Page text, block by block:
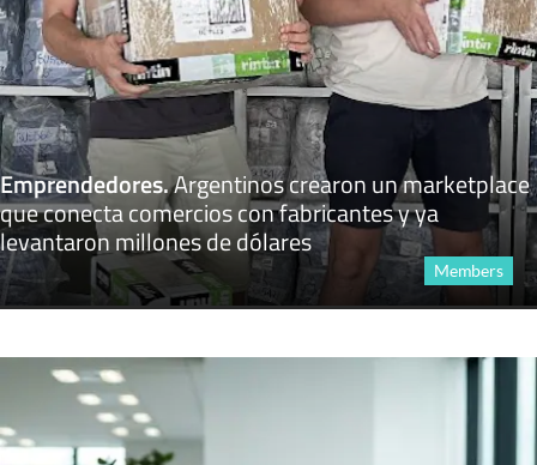
Emprendedores.Argentinos crearon un marketplace
que conecta comercios con fabricantes y ya
levantaron millones de dólares
Members